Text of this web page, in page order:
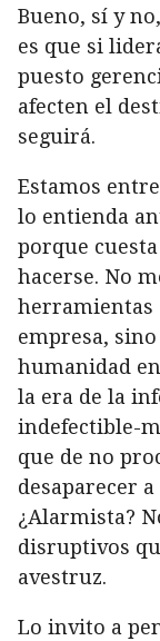
Bueno, sí y
es que si
puesto
afecten el
seguirá.
Estamos
lo entienda
porque
hacerse. No
herramientas
empresa,
humanidad
la era de la
indefectible-
que de no
desaparecer
¿Alarmista?
disruptivos
avestruz.
Lo invito a